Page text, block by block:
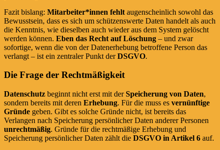
Fazit bislang: Mitarbeiter*innen fehlt augenscheinlich sowohl das
Bewusstsein, dass es sich um schützenswerte Daten handelt als auch
die Kenntnis, wie dieselben auch wieder aus dem System gelöscht
werden können. Eben das Recht auf Löschung – und zwar
sofortige, wenn die von der Datenerhebung betroffene Person das
verlangt – ist ein zentraler Punkt derDSGVO.
Die Frage der Rechtmäßigkeit
Datenschutz beginnt nicht erst mit derSpeicherung von Daten,
sondern bereits mit deren Erhebung. Für die muss es vernünftige
Gründe geben. Gibt es solche Gründe nicht, ist bereits das
Verlangen nach Speicherung persönlicher Daten anderer Personen
unrechtmäßig. Gründe für die rechtmäßige Erhebung und
Speicherung persönlicher Daten zählt die DSGVO in Artikel 6 auf.